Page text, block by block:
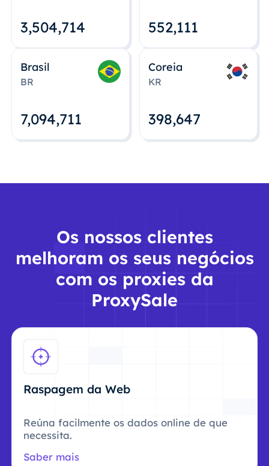
3,504,715 552,112
Brasil
BR
7,094,712
Coreia
KR
398,648
Os nossos clientes
melhoram os seus negócios
com os proxies da
ProxySale
Raspagem da Web
Reúna facilmente os dados online de que
necessita.
Saber mais